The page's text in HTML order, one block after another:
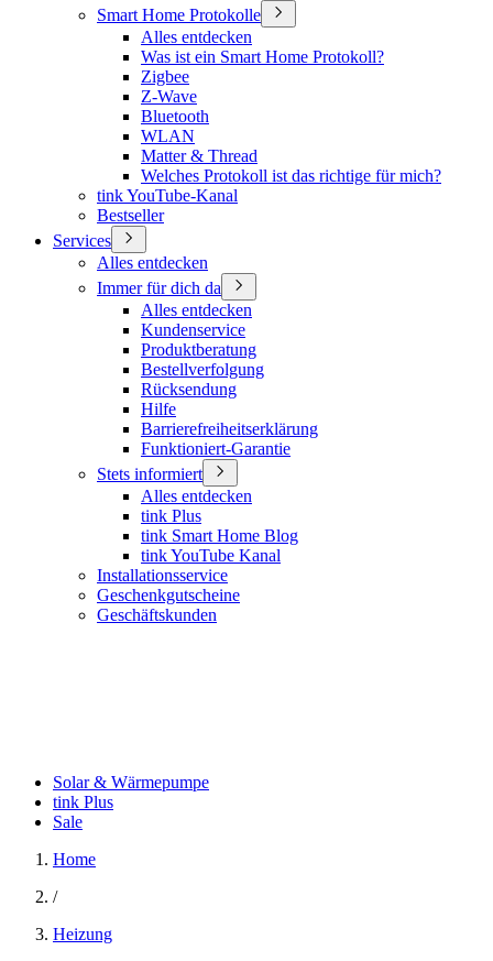
Smart Home Protokolle
Alles entdecken
Was ist ein Smart Home Protokoll?
Zigbee
Z-Wave
Bluetooth
WLAN
Matter & Thread
Welches Protokoll ist das richtige für mich?
tink YouTube-Kanal
Bestseller
Services
Alles entdecken
Immer für dich da
Alles entdecken
Kundenservice
Produktberatung
Bestellverfolgung
Rücksendung
Hilfe
Barrierefreiheitserklärung
Funktioniert-Garantie
Stets informiert
Alles entdecken
tink Plus
tink Smart Home Blog
tink YouTube Kanal
Installationsservice
Geschenkgutscheine
Geschäftskunden
Solar & Wärmepumpe
tink Plus
Sale
Home
/
Heizung